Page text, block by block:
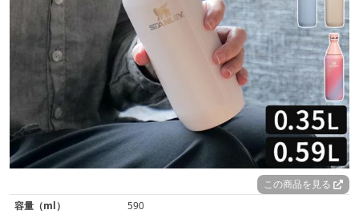
この商品を見る
容量（ml）
590